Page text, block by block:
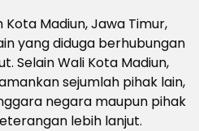
Madiun, Jawa Timur,
yang diduga berhubungan
Selain Wali Kota Madiun,
sejumlah pihak lain,
negara maupun pihak
lebih lanjut.